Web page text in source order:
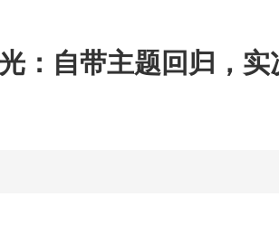
：自带主题回归，实